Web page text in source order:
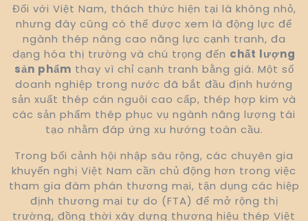
Đối với Việt Nam, thách thức hiện tại là không nhỏ,
nhưng đây cũng có thể được xem là động lực để
ngành thép nâng cao năng lực cạnh tranh, đa
dạng hóa thị trường và chú trọng đến chất lượng
sản phẩm thay vì chỉ cạnh tranh bằng giá. Một số
doanh nghiệp trong nước đã bắt đầu định hướng
sản xuất thép cán nguội cao cấp, thép hợp kim và
các sản phẩm thép phục vụ ngành năng lượng tái
tạo nhằm đáp ứng xu hướng toàn cầu.
Trong bối cảnh hội nhập sâu rộng, các chuyên gia
khuyến nghị Việt Nam cần chủ động hơn trong việc
tham gia đàm phán thương mại, tận dụng các hiệp
định thương mại tự do (FTA) để mở rộng thị
trường, đồng thời xây dựng thương hiệu thép Việt